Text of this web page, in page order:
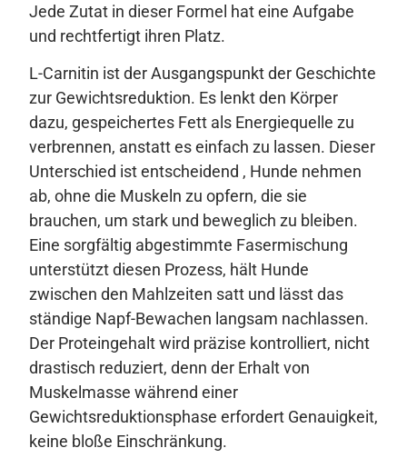
Jede Zutat in dieser Formel hat eine Aufgabe
und rechtfertigt ihren Platz.
L-Carnitin ist der Ausgangspunkt der Geschichte
zur Gewichtsreduktion. Es lenkt den Körper
dazu, gespeichertes Fett als Energiequelle zu
verbrennen, anstatt es einfach zu lassen. Dieser
Unterschied ist entscheidend , Hunde nehmen
ab, ohne die Muskeln zu opfern, die sie
brauchen, um stark und beweglich zu bleiben.
Eine sorgfältig abgestimmte Fasermischung
unterstützt diesen Prozess, hält Hunde
zwischen den Mahlzeiten satt und lässt das
ständige Napf-Bewachen langsam nachlassen.
Der Proteingehalt wird präzise kontrolliert, nicht
drastisch reduziert, denn der Erhalt von
Muskelmasse während einer
Gewichtsreduktionsphase erfordert Genauigkeit,
keine bloße Einschränkung.